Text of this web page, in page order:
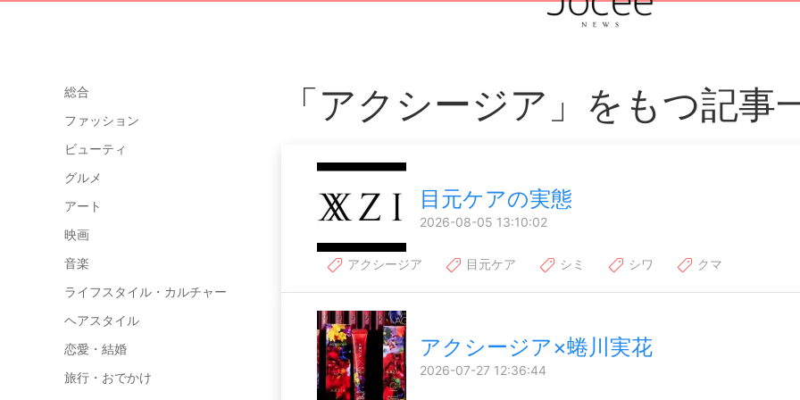
総合
ファッション
ビューティ
グルメ
アート
映画
音楽
ライフスタイル・カルチャー
ヘアスタイル
恋愛・結婚
旅行・おでかけ
「アクシージア」をもつ記事
目元ケアの実態
2026-08-05 13:10:02
アクシージア 目元ケア シミ シワ クマ
アクシージア×蜷川実花
2026-07-27 12:36:44